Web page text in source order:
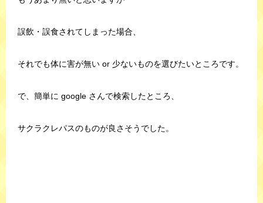
誤飲・誤食されてしまった場合、
それでも体に害が無い or 少ないものを選びたいところです。
で、簡単に google さんで検索したところ、
サクラクレパスのものが良さそうでした。